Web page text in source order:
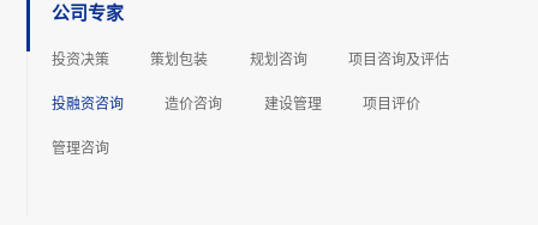
公司专家
投资决策 策划包装 规划咨询 项⽬咨询及评估
投融资咨询 造价咨询 建设管理 项⽬评价
管理咨询